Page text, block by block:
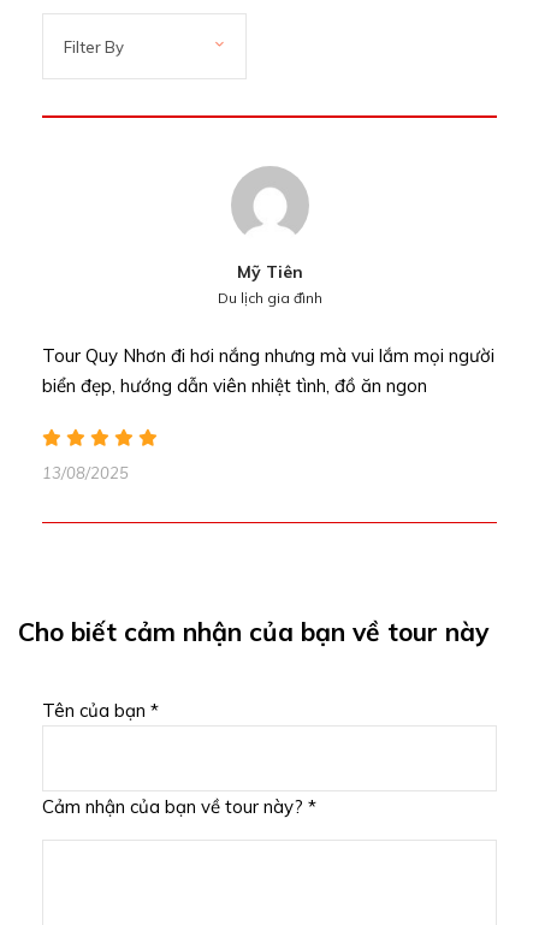
Mỹ Tiên
Du lịch gia đình
Tour Quy Nhơn đi hơi nắng nhưng mà vui lắm mọi người
biển đẹp, hướng dẫn viên nhiệt tình, đồ ăn ngon
13/08/2025
Cho biết cảm nhận của bạn về tour này
Tên của bạn *
Cảm nhận của bạn về tour này? *